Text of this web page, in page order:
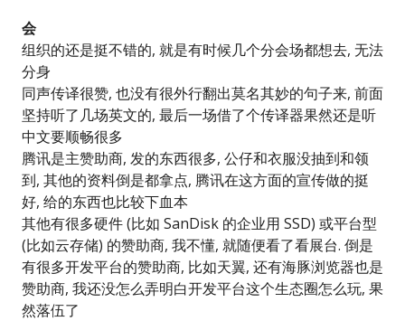
会
组织的还是挺不错的, 就是有时候几个分会场都想去, 无法
分身
同声传译很赞, 也没有很外行翻出莫名其妙的句子来, 前面
坚持听了几场英文的, 最后一场借了个传译器果然还是听
中文要顺畅很多
腾讯是主赞助商, 发的东西很多, 公仔和衣服没抽到和领
到, 其他的资料倒是都拿点, 腾讯在这方面的宣传做的挺
好, 给的东西也比较下血本
其他有很多硬件 (比如 SanDisk 的企业用 SSD) 或平台型
(比如云存储) 的赞助商, 我不懂, 就随便看了看展台. 倒是
有很多开发平台的赞助商, 比如天翼, 还有海豚浏览器也是
赞助商, 我还没怎么弄明白开发平台这个生态圈怎么玩, 果
然落伍了